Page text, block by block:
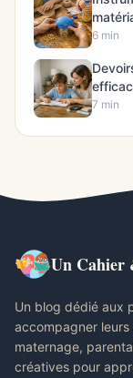
6 min
7 min
Un Cahier
Un blog dédié aux
accompagner
maternage,
créatives pour